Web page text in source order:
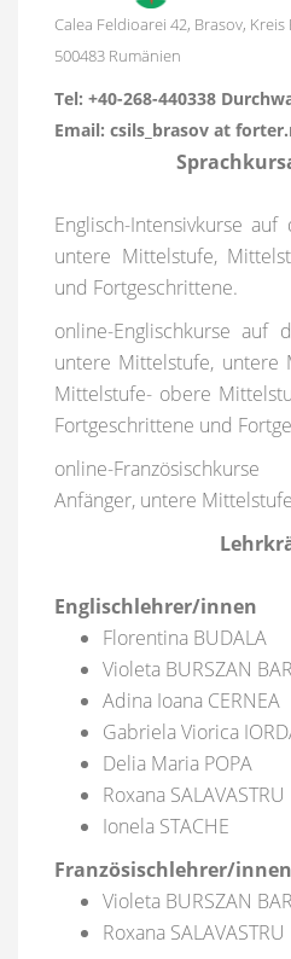
Calea Feldioarei 42, Brasov, Kreis
500483 Rumänien
Tel: +40-268-440338
Email: csils_brasov at
Englisch-Intensivkurse
untere Mittelstufe,
und Fortgeschrittene.
online-Englischkurse auf
untere Mittelstufe, untere
Mittelstufe- obere
Fortgeschrittene und
online-
Anfänger, untere
Englischlehrer/innen
Florentina BUDALA
Violeta BURSZAN
Adina Ioana CERNEA
Gabriela Viorica
Delia Maria POPA
Roxana SALAVASTRU
Ionela STACHE
Französischlehrer/innen
Violeta BURSZAN
Roxana SALAVASTRU